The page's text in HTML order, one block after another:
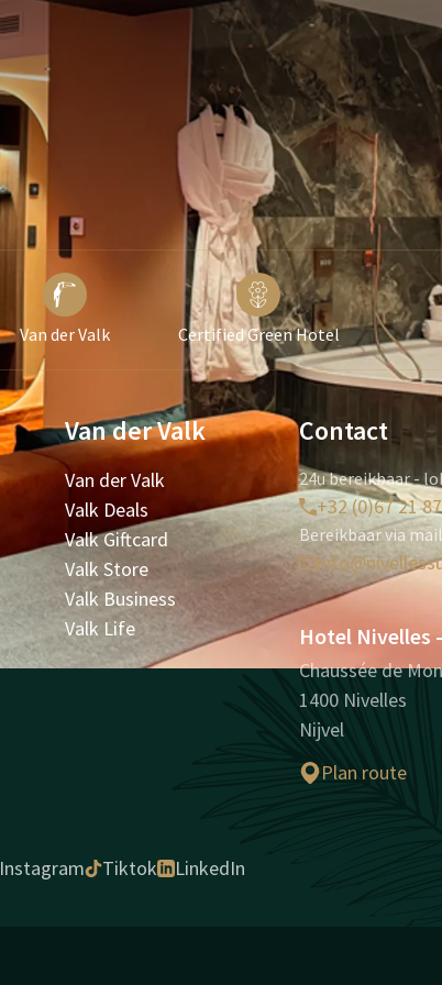
Van der Valk Certified Green Hotel
Van der Valk
Van der Valk
Valk Deals
Valk Giftcard
Valk Store
Valk Business
Valk Life
Contact
24u bereikbaar -
+32 (0)67 21
Bereikbaar via mail
Hotel Nivelles
Chaussée de
1400 Nivelles
Nijvel
Plan route
Instagram Tiktok LinkedIn